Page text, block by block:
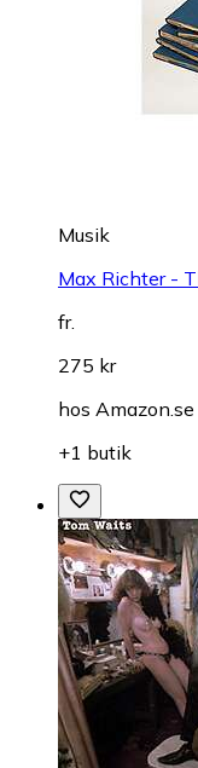
Musik
Max Richter -
fr.
275 kr
hos Amazon.se
+1 butik